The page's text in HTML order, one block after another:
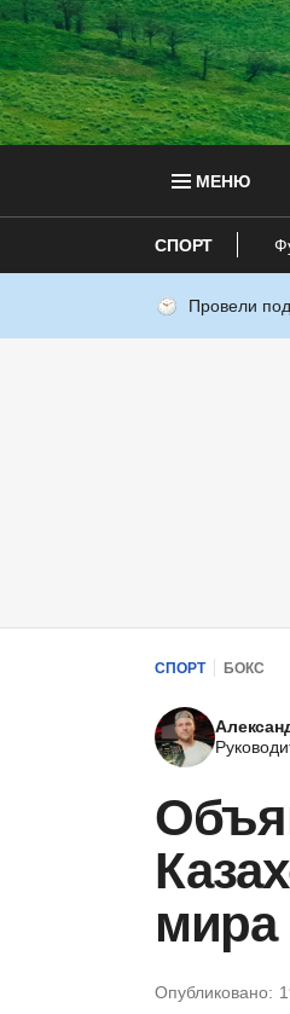
МЕНЮ
СПОРТ
Провели
СПОРТ БОКС
мира
Опубликовано: